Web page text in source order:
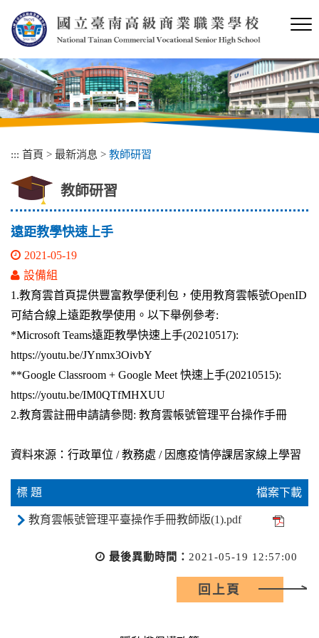
內
容
區
塊
::: 首頁 > 最新消息 > 教師研習
教師研習
遠距教學快速上手
2021-05-19
設備組
1.教育雲首頁提供豐富教學便利包，使用教育雲帳號OpenID
可結合線上遠距教學使用。以下舉例參考:
*Microsoft Teams遠距教學快速上手(20210517):
https://youtu.be/JYnmx3OivbY
**Google Classroom + Google Meet 快速上手(20210515):
https://youtu.be/IM0QTfMHXUU
2.教育雲註冊申請請參閱: 教育雲帳號管理平台操作手冊
資料來源：行政單位 / 教務處 / 因應疫情停課居家線上學習
標 題 檔案下載
教育雲帳號管理平臺操作手冊教師版(1).pdf
最後異動時間： 2021-05-19 12:57:00
回上頁